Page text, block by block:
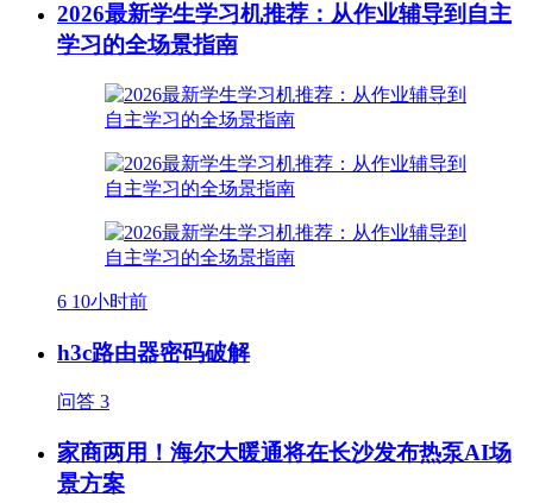
2026最新学生学习机推荐：从作业辅导到自主
学习的全场景指南
6 10小时前
h3c路由器密码破解
问答 3
家商两用！海尔大暖通将在长沙发布热泵AI场
景方案